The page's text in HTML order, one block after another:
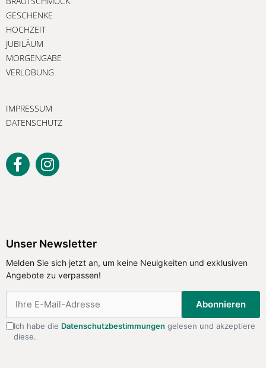
GESCHENKE
HOCHZEIT
JUBILÄUM
MORGENGABE
VERLOBUNG
IMPRESSUM
DATENSCHUTZ
Unser Newsletter
Melden Sie sich jetzt an, um keine Neuigkeiten und exklusiven
Angebote zu verpassen!
Abonnieren
Ich habe die Datenschutzbestimmungen gelesen und akzeptiere
diese.
zu verpassen!
Abonnieren